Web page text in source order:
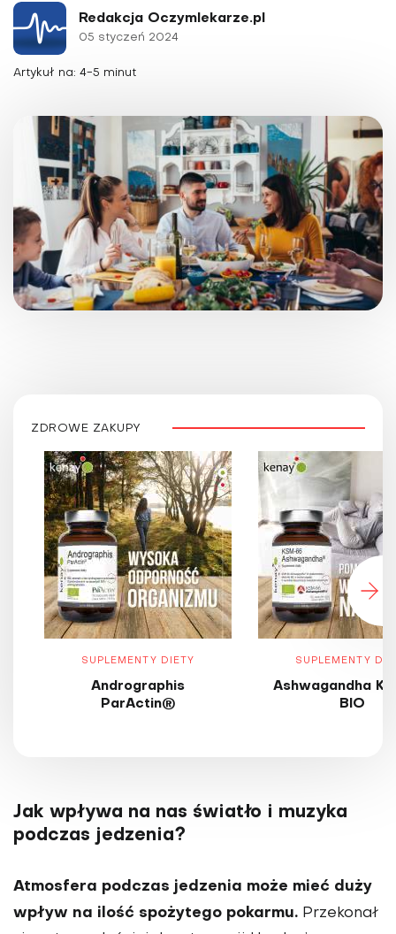
Redakcja Oczymlekarze.pl
05 styczeń 2024
Artykuł na: 4-5 minut
ZDROWE ZAKUPY
SUPLEMENTY DIETY
Andrographis
ParActin®
SUPLEMENTY
Ashwagandha
BIO
Jak wpływa na nas światło i muzyka
podczas jedzenia?
Atmosfera podczas jedzenia może mieć duży
wpływ na ilość spo­żytego pokarmu. Przekonał